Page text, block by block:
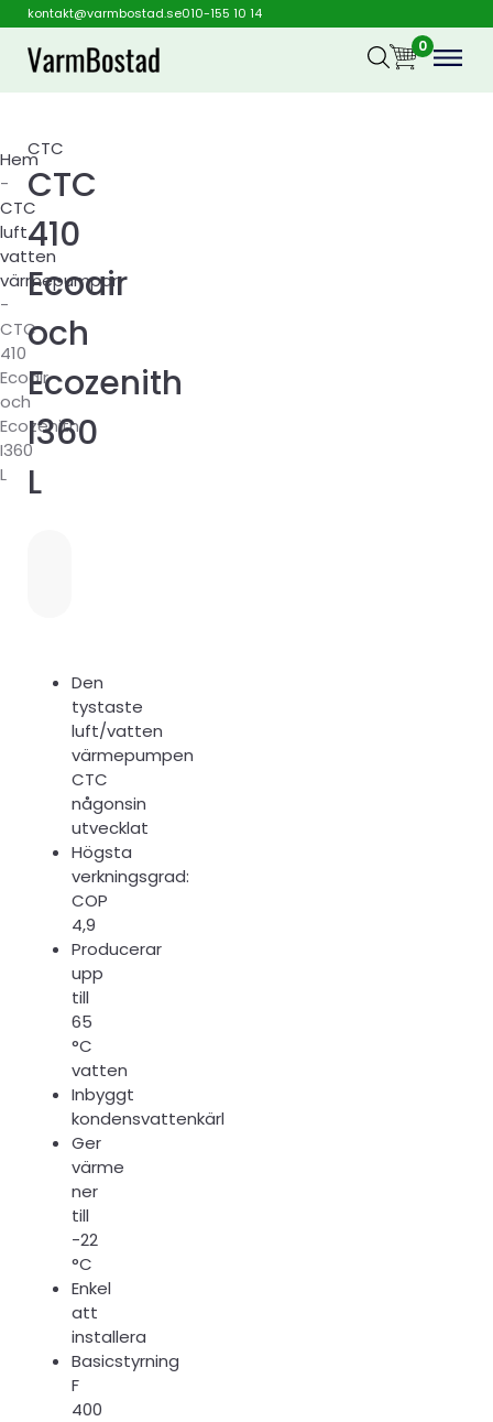
kontakt@varmbostad.se010-155 10 14
0
Hem
-
CTC
luft
vatten
värmepumpar
-
CTC
410
Ecoair
och
Ecozenith
I360
L
CTC
CTC
410
Ecoair
och
Ecozenith
I360
L
Den
tystaste
luft/vatten
värmepumpen
CTC
någonsin
utvecklat
Högsta
verkningsgrad:
COP
4,9
Producerar
upp
till
65
°C
vatten
Inbyggt
kondensvattenkärl
Ger
värme
ner
till
-22
°C
Enkel
att
installera
Basicstyrning
F
400